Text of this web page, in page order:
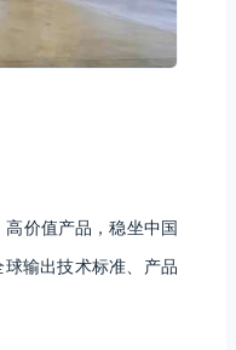
价值产品，稳坐中国
输出技术标准、产品